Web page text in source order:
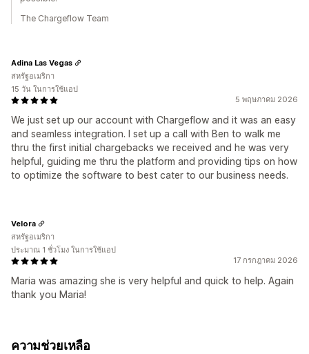
The Chargeflow Team
5 พฤษภาคม 2026
We just set up our account with Chargeflow and it was an easy
and seamless integration. I set up a call with Ben to walk me
thru the first initial chargebacks we received and he was very
helpful, guiding me thru the platform and providing tips on how
to optimize the software to best cater to our business needs.
Adina Las Vegas
สหรัฐอเมริกา
15 วัน ในการใช้แอป
17 กรกฎาคม 2026
Maria was amazing she is very helpful and quick to help. Again
thank you Maria!
Velora
สหรัฐอเมริกา
ประมาณ 1 ชั่วโมง ในการใช้แอป
ความช่วยเหลือ